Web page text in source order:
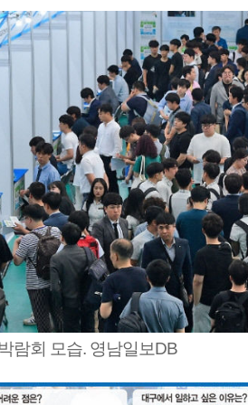
람회 모습. 영남일보DB